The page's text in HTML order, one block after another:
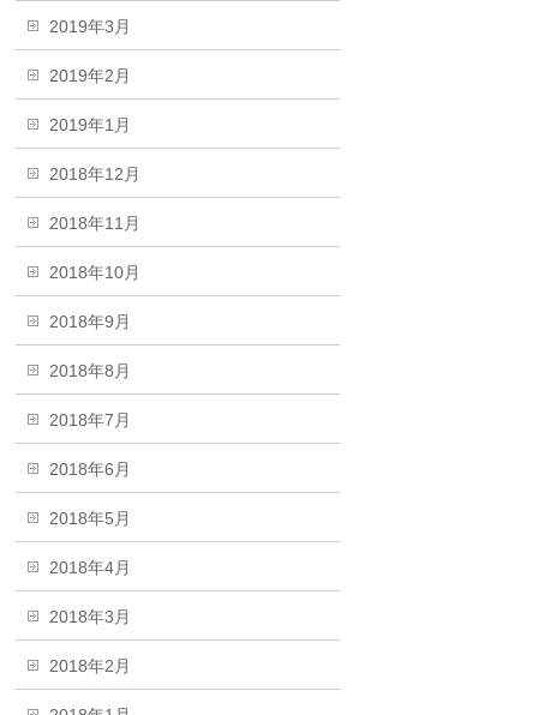
2019年3月
2019年2月
2019年1月
2018年12月
2018年11月
2018年10月
2018年9月
2018年8月
2018年7月
2018年6月
2018年5月
2018年4月
2018年3月
2018年2月